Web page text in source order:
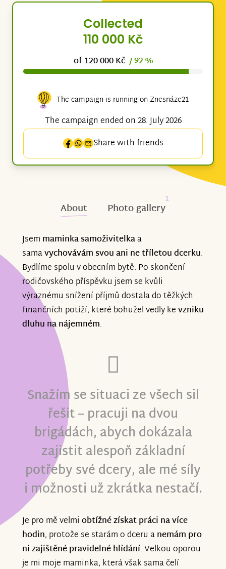
Collected
110 000 Kč
of 120 000 Kč / 92 %
The campaign is running on Znesnáze21
The campaign ended on 28. July 2026
Share with friends
About Photo gallery
1
Jsem maminka samoživitelkaa
samavychovávám svou ani ne tříletou dcerku.
Bydlíme spolu v obecním bytě. Po skončení
rodičovského příspěvku jsem se kvůli
výraznému snížení příjmů dostala do těžkých
finančních potíží, které bohužel vedly kevzniku
dluhu na nájemném.
Snažím se situaci ze všech sil
řešit – pracuji na dvou
brigádách, abych dokázala
zajistit alespoň základní
potřeby své dcery, ale mé síly
i možnosti už zkrátka nestačí.
Je pro mě velmi obtížné získat práci na více
hodin, protože se starám o dceru anemám pro
ni zajištěné pravidelné hlídání. Velkou oporou
je mi moje maminka, která však sama čelí